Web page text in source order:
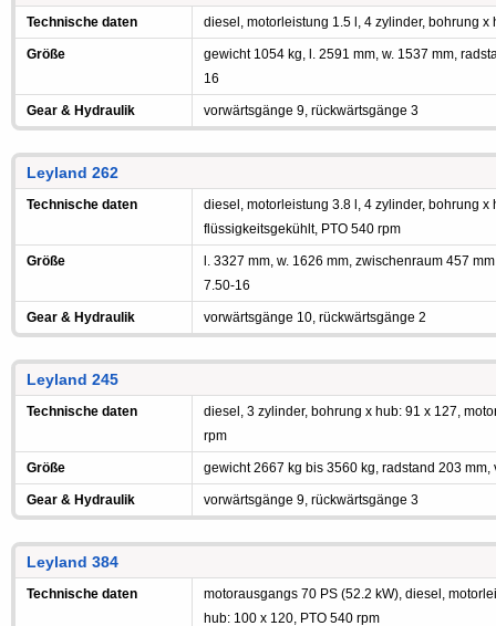
Technische daten diesel, motorleistung 1.5 l, 4 zylinder, bohrung x
Größe
gewicht 1054 kg, l. 2591 mm, w. 1537 mm,
16
Gear & Hydraulik vorwärtsgänge 9, rückwärtsgänge 3
Leyland 262
Technische daten
diesel, motorleistung 3.8 l, 4 zylinder, bohrung x
flüssigkeitsgekühlt, PTO 540 rpm
Größe
l. 3327 mm, w. 1626 mm, zwischenraum 457
7.50-16
Gear & Hydraulik vorwärtsgänge 10, rückwärtsgänge 2
Leyland 245
Technische daten
diesel, 3 zylinder, bohrung x hub: 91 x 127,
rpm
Größe gewicht 2667 kg bis 3560 kg, radstand 203
Gear & Hydraulik vorwärtsgänge 9, rückwärtsgänge 3
Leyland 384
Technische daten
motorausgangs 70 PS (52.2 kW), diesel,
hub: 100 x 120, PTO 540 rpm